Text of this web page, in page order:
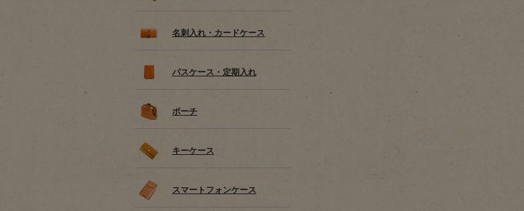
名刺入れ・カードケース
パスケース・定期入れ
ポーチ
キーケース
スマートフォンケース